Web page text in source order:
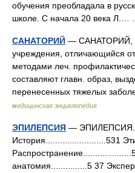
обучения преобладала в
школе. С начала 20 века
САНАТОРИЙ — САНАТОРИЙ,
учреждения, отличающийся
методами леч.
составляют главн. образ,
перенесенных тяжелых
медицинская энциклопедия
ЭПИЛЕПСИЯ — ЭПИЛЕПСИЯ.
История.........................531
анатомия...............5 37